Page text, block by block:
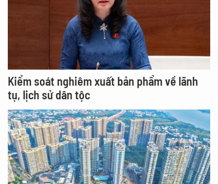
Kiểm soát nghiêm xuất bản phẩm về lãnh
tụ, lịch sử dân tộc